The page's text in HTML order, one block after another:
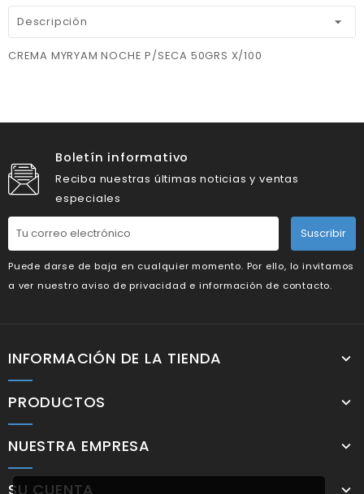
Descripción
CREMA MYRYAM NOCHE P/SECA 50GRS X/100
Boletín informativo
Reciba nuestras últimas noticias y ventas
especiales
Suscribir
Puede darse de baja en cualquier momento. Por ello, lo invitamos
a ver nuestro aviso de privacidad e información de contacto.
INFORMACIÓN DE LA TIENDA
PRODUCTOS
NUESTRA EMPRESA
SU CUENTA